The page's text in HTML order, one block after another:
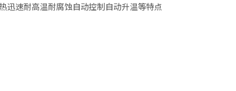
迅速耐高温耐腐蚀自动控制自动升温等特点